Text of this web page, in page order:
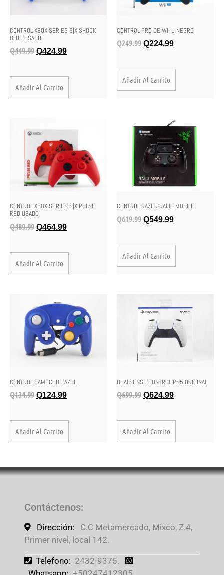
CONTROL XBOX SERIES S|X SHOCK
BLUE USADO
Q449.99 Q424.99
Añadir Al Carrito
CONTROL PRO DE WII U NEGRO
Q249.99 Q224.99
Añadir Al Carrito
CONTROL XBOX SERIES S|X PULSE
RED USADO
Q489.99 Q464.99
Añadir Al Carrito
CONTROL RAZER RAIJU MOBILE
Q619.99 Q549.99
Añadir Al Carrito
CONTROL GAMECUBE AZUL
Q134.99 Q124.99
Añadir Al Carrito
DUALSENSE CONTROL PS5 ORIGINAL
Q699.99 Q624.99
Añadir Al Carrito
Contáctenos:
Dirección:
C.C Metamercado, Mixco, Z.4,
Primer nivel, local 142.
Telefono: 2432-9375.